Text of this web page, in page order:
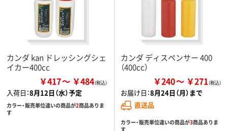
カンダ kan ドレッシングシェ
イカー400cc
￥417 ￥484
入荷日：8月12日（水）予定
カラー・販売単位違いの商品が2商品ありま
す
カンダ ディスペンサー 400
（400cc）
￥240 ￥271
お届け日：8月24日（月）まで
直送品
カラー・販売単位違いの商品が3商品ありま
す